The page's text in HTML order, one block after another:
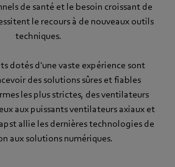
de santé et le besoin croissant de
le recours à de nouveaux outils
techniques.
dotés d'une vaste expérience sont
des solutions sûres et fiables
les plus strictes, des ventilateurs
aux puissants ventilateurs axiaux et
allie les dernières technologies de
aux solutions numériques.